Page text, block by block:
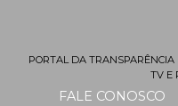
FALE CONOSCO
PORTAL DA TRANSPARÊNCIA
TV E